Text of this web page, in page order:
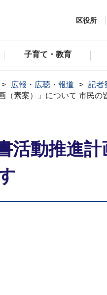
区役所
子育て・教育
広報・広聴・報道 記者
（素案）」について 市民
活動推進